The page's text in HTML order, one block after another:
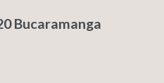
Bucaramanga